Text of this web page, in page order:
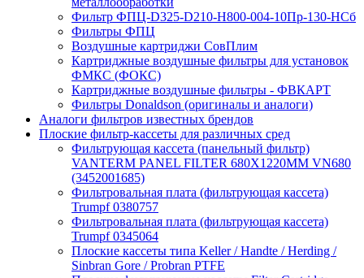
Фильтр ФПЦ-D325-D210-H800-004-10Пр-130-НСб
Фильтры ФПЦ
Воздушные картриджи СовПлим
Картриджные воздушные фильтры для установок
ФМКС (ФОКС)
Картриджные воздушные фильтры - ФВКАРТ
Фильтры Donaldson (оригиналы и аналоги)
Аналоги фильтров известных брендов
Плоские фильтр-кассеты для различных сред
Фильтрующая кассета (панельный фильтр)
VANTERM PANEL FILTER 680X1220MM VN680
(3452001685)
Фильтровальная плата (фильтрующая кассета)
Trumpf 0380757
Фильтровальная плата (фильтрующая кассета)
Trumpf 0345064
Плоские кассеты типа Keller / Handte / Herding /
Sinbran Gore / Probran PTFE